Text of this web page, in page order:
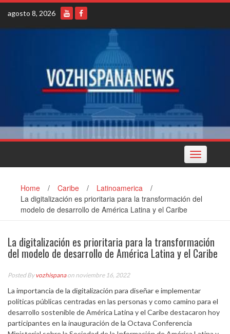
Skip
content
agosto 8, 2026
Toggle
navigation
Home / Caribe / Latinoamerica
/
La digitalización es prioritaria para la transformación del
modelo de desarrollo de América Latina y el Caribe
La digitalización es prioritaria para la transformación
del modelo de desarrollo de América Latina y el Caribe
Posted Byvozhispanaon noviembre 16, 2022
La importancia de la digitalización para diseñar e implementar
políticas públicas centradas en las personas y como camino para el
desarrollo sostenible de América Latina y el Caribe destacaron hoy
participantes en la inauguración de la Octava Conferencia